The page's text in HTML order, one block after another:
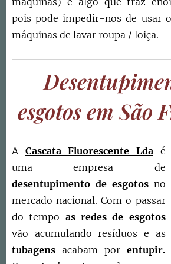
pois pode impedir-nos de usar
máquinas de lavar roupa / loiça.
esgotos em São
A Cascata Fluorescente Lda é
uma empresa de
desentupimento de esgotosno
mercado nacional. Com o passar
do tempo as redes de esgotos
vão acumulando resíduos e as
tubagens acabam por entupir.